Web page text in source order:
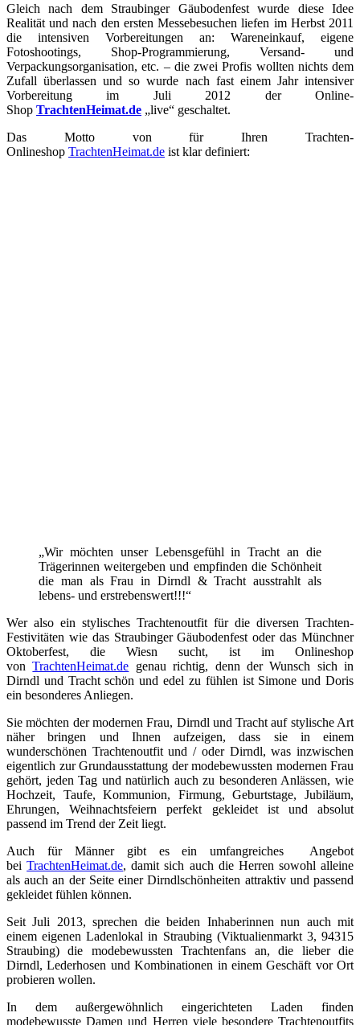
Gleich nach dem Straubinger Gäubodenfest wurde diese Idee
Realität und nach den ersten Messebesuchen liefen im Herbst 2011
die intensiven Vorbereitungen an: Wareneinkauf, eigene
Fotoshootings, Shop-Programmierung, Versand- und
Verpackungsorganisation, etc. – die zwei Profis wollten nichts dem
Zufall überlassen und so wurde nach fast einem Jahr intensiver
Vorbereitung im Juli 2012 der Online-
Shop TrachtenHeimat.de „live“ geschaltet.
Das Motto von für Ihren Trachten-
Onlineshop TrachtenHeimat.de ist klar definiert:
„Wir möchten unser Lebensgefühl in Tracht an die
Trägerinnen weitergeben und empfinden die Schönheit
die man als Frau in Dirndl & Tracht ausstrahlt als
lebens- und erstrebenswert!!!“
Wer also ein stylisches Trachtenoutfit für die diversen Trachten-
Festivitäten wie das Straubinger Gäubodenfest oder das Münchner
Oktoberfest, die Wiesn sucht, ist im Onlineshop
vonTrachtenHeimat.de genau richtig, denn der Wunsch sich in
Dirndl und Tracht schön und edel zu fühlen ist Simone und Doris
ein besonderes Anliegen.
Sie möchten der modernen Frau, Dirndl und Tracht auf stylische Art
näher bringen und Ihnen aufzeigen, dass sie in einem
wunderschönen Trachtenoutfit und / oder Dirndl, was inzwischen
eigentlich zur Grundausstattung der modebewussten modernen Frau
gehört, jeden Tag und natürlich auch zu besonderen Anlässen, wie
Hochzeit, Taufe, Kommunion, Firmung, Geburtstage, Jubiläum,
Ehrungen, Weihnachtsfeiern perfekt gekleidet ist und absolut
passend im Trend der Zeit liegt.
Auch für Männer gibt es ein umfangreiches Angebot
beiTrachtenHeimat.de, damit sich auch die Herren sowohl alleine
als auch an der Seite einer Dirndlschönheiten attraktiv und passend
gekleidet fühlen können.
Seit Juli 2013, sprechen die beiden Inhaberinnen nun auch mit
einem eigenen Ladenlokal in Straubing (Viktualienmarkt 3, 94315
Straubing) die modebewussten Trachtenfans an, die lieber die
Dirndl, Lederhosen und Kombinationen in einem Geschäft vor Ort
probieren wollen.
In dem außergewöhnlich eingerichteten Laden finden
modebewusste Damen und Herren viele besondere Trachtenoutfits